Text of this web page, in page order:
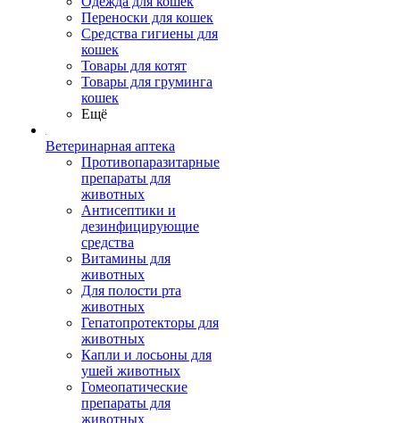
Переноски для кошек
Средства гигиены для
кошек
Товары для котят
Товары для груминга
кошек
Ещё
Ветеринарная аптека
Противопаразитарные
препараты для
животных
Антисептики и
дезинфицирующие
средства
Витамины для
животных
Для полости рта
животных
Гепатопротекторы для
животных
Капли и лосьоны для
ушей животных
Гомеопатические
препараты для
животных